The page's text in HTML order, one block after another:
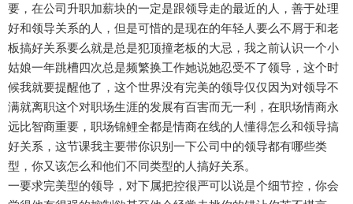
要，在公司升职加薪块的一定是跟领导走的最近的人，善于处理
好和领导关系的人，但是可惜的是现在的年轻人要么不屑于和老
板搞好关系要么就是总是犯顶撞老板的大忌，我之前认识一个小
姑娘一年跳槽四次总是频繁换工作她说她忍受不了领导，这个时
候我就要提醒他了，这个世界没有完美的领导仅仅因为对领导不
满就离职这个对职场生涯的发展有百害而无一利，在职场情商永
远比智商重要，职场锦鲤全都是情商在线的人懂得怎么和领导搞
好关系，这节课我主要带你识别一下公司中的领导都有哪些类
型，你又该怎么和他们不同类型的人搞好关系。
一要求完美型的领导，对下属把控很严可以说是个细节控，你会